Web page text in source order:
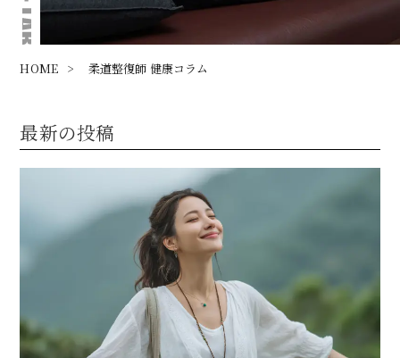
HOME > 柔道整復師 健康コラム
最新の投稿